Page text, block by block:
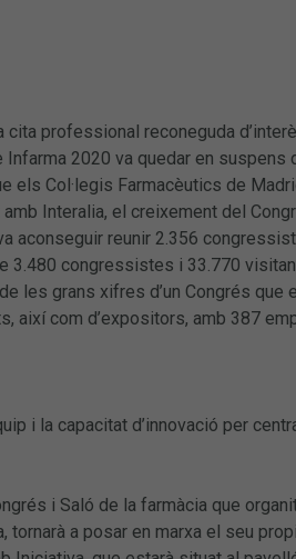
cita professional reconeguda
2020 va quedar en suspens
Col·legis Farmacèutics de
Interalia, el creixement del
aconseguir reunir 2.356
3.480 congressistes i 33.770
les grans xifres d’un Congrés que
així com d’expositors, amb 387
i la capacitat d’innovació per
i Saló de la farmàcia que
tornarà a posar en marxa el seu